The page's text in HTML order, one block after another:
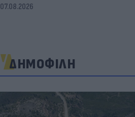
07.08.2026
ΔΗΜΟΦΙΛΗ